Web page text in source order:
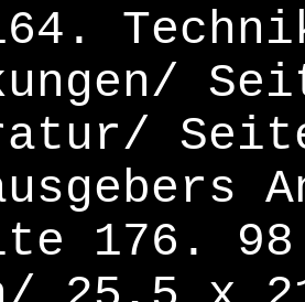
176. 98